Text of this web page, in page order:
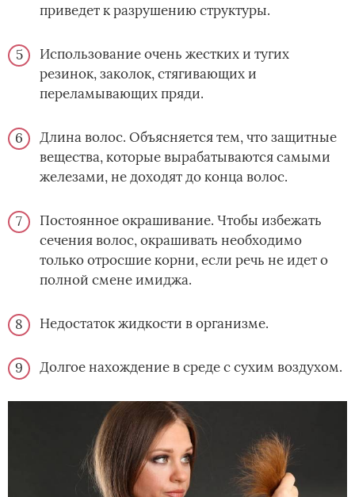
приведет к разрушению структуры.
Использование очень жестких и тугих
резинок, заколок, стягивающих и
переламывающих пряди.
Длина волос. Объясняется тем, что защитные
вещества, которые вырабатываются самыми
железами, не доходят до конца волос.
Постоянное окрашивание. Чтобы избежать
сечения волос, окрашивать необходимо
только отросшие корни, если речь не идет о
полной смене имиджа.
Недостаток жидкости в организме.
Долгое нахождение в среде с сухим воздухом.